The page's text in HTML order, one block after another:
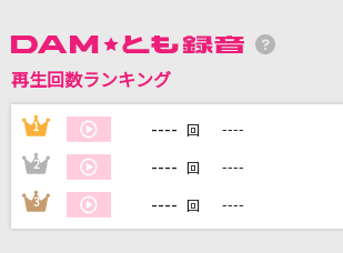
再生回数ランキング
1 ---- 回 ----
2 ---- 回 ----
3 ---- 回 ----